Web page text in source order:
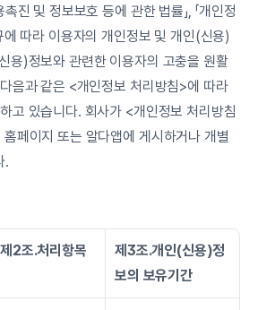
촉진 및 정보보호 등에 관한 법률」, 「개인정
에 따라 이용자의 개인정보 및 개인(신용)
용)정보와 관련한 이용자의 고충을 원활
음과 같은 <개인정보 처리방침>에 따라
고 있습니다. 회사가 <개인정보 처리방침
페이지 또는 알다앱에 게시하거나 개별
.
제2조.처리항목
제3조.개인(신용)정
보의 보유기간